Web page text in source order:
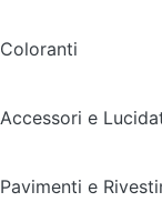
Coloranti
Accessori e
Pavimenti e